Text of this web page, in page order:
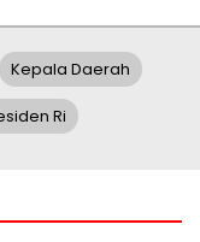
Kepala Daerah
Ri